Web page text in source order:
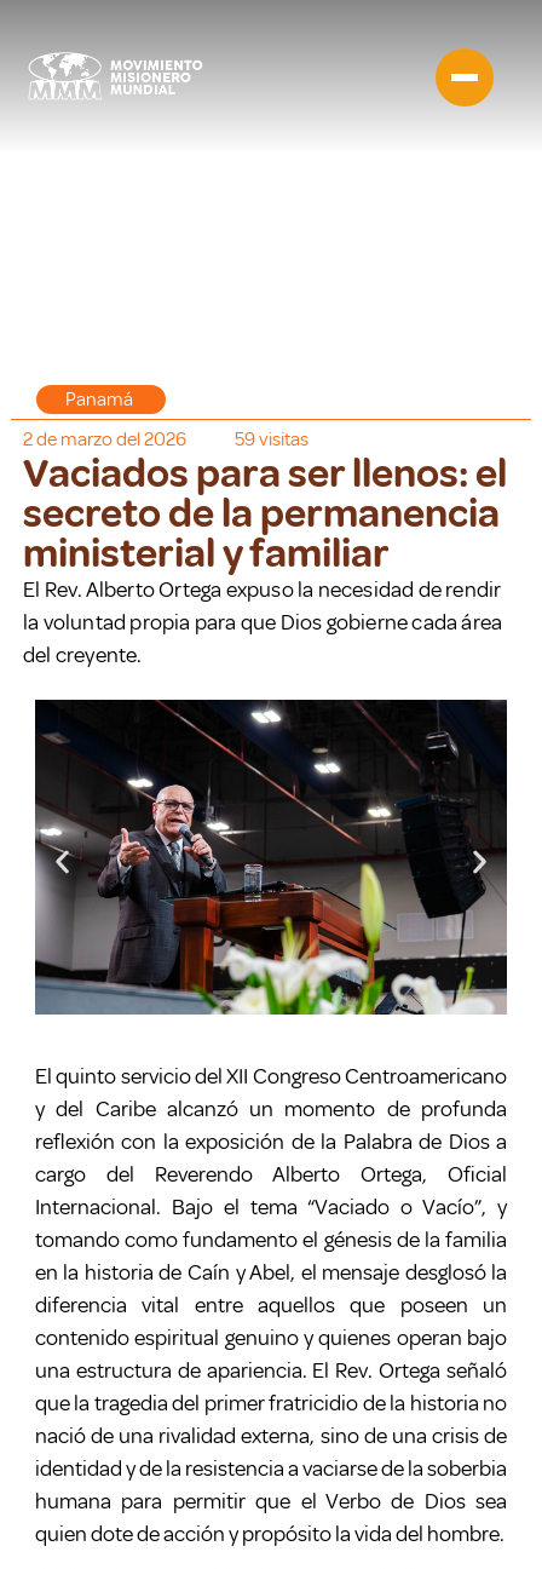
Panamá
2 de marzo del 2026
59visitas
Vaciados para ser llenos: el
secreto de la permanencia
ministerial y familiar
El Rev. Alberto Ortega expuso la necesidad de rendir
la voluntad propia para que Dios gobierne cada área
del creyente.
El quinto servicio del XII Congreso Centroamericano
y del Caribe alcanzó un momento de profunda
reflexión con la exposición de la Palabra de Dios a
cargo del Reverendo Alberto Ortega, Oficial
Internacional. Bajo el tema “Vaciado o Vacío”, y
tomando como fundamento el génesis de la familia
en la historia de Caín y Abel, el mensaje desglosó la
diferencia vital entre aquellos que poseen un
contenido espiritual genuino y quienes operan bajo
una estructura de apariencia. El Rev. Ortega señaló
que la tragedia del primer fratricidio de la historia no
nació de una rivalidad externa, sino de una crisis de
identidad y de la resistencia a vaciarse de la soberbia
humana para permitir que el Verbo de Dios sea
quien dote de acción y propósito la vida del hombre.